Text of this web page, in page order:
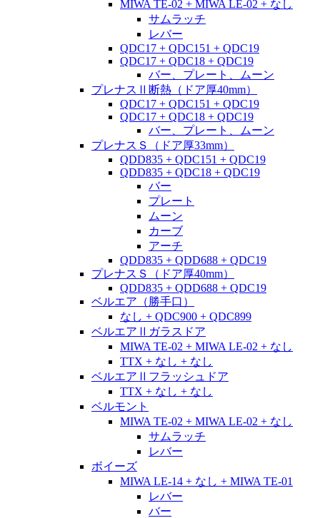
MIWA TE-02 + MIWA LE-02 + なし
サムラッチ
レバー
QDC17 + QDC151 + QDC19
QDC17 + QDC18 + QDC19
バー、プレート、ムーン
プレナスⅡ断熱（ドア厚40mm）
QDC17 + QDC151 + QDC19
QDC17 + QDC18 + QDC19
バー、プレート、ムーン
プレナスＳ（ドア厚33mm）
QDD835 + QDC151 + QDC19
QDD835 + QDC18 + QDC19
バー
プレート
ムーン
カーブ
アーチ
QDD835 + QDD688 + QDC19
プレナスＳ（ドア厚40mm）
QDD835 + QDD688 + QDC19
ベルエア（勝手口）
なし + QDC900 + QDC899
ベルエアⅡガラスドア
MIWA TE-02 + MIWA LE-02 + なし
TTX + なし + なし
ベルエアⅡフラッシュドア
TTX + なし + なし
ベルモント
MIWA TE-02 + MIWA LE-02 + なし
サムラッチ
レバー
ボイーズ
MIWA LE-14 + なし + MIWA TE-01
レバー
バー